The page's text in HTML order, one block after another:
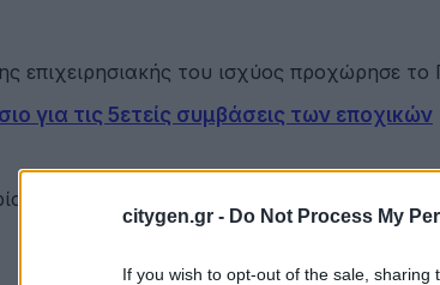
citygen.gr - Do Not Process My
If you wish to opt-out of the sale,
επιχειρησιακής του ισχύος προχώρησε
για τις 5ετείς συμβάσεις των εποχικών
της Κυβέρνησης και με τη συμμετοχή της